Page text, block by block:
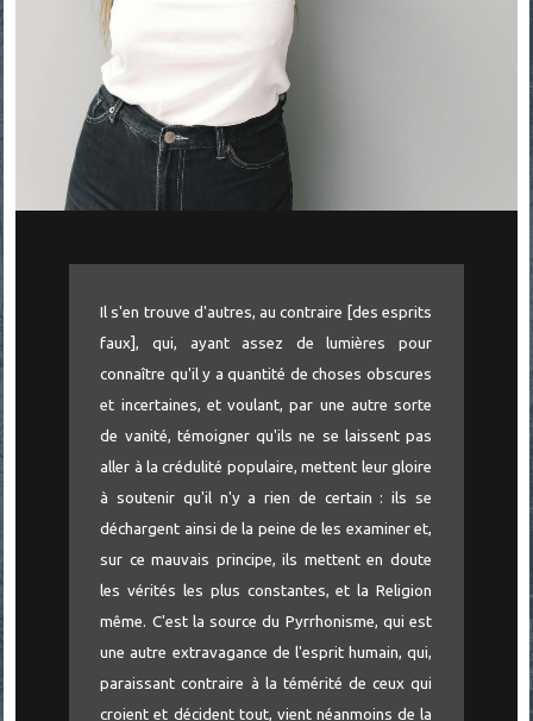
Il s'en trouve d'autres, au contraire [des esprits
faux], qui, ayant assez de lumières pour
connaître qu'il y a quantité de choses obscures
et incertaines, et voulant, par une autre sorte
de vanité, témoigner qu'ils ne se laissent pas
aller à la crédulité populaire, mettent leur gloire
à soutenir qu'il n'y a rien de certain : ils se
déchargent ainsi de la peine de les examiner et,
sur ce mauvais principe, ils mettent en doute
les vérités les plus constantes, et la Religion
même. C'est la source du Pyrrhonisme, qui est
une autre extravagance de l'esprit humain, qui,
paraissant contraire à la témérité de ceux qui
croient et décident tout, vient néanmoins de la